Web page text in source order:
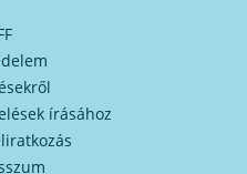
írásához